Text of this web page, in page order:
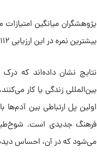
پژوهشگران میانگین
بیشترین نمره در این ارزیابی ۱۱۲ بوده است.
نتایج نشان داده‌اند که
بین‌المللی زندگی یا کار
اولین پل ارتباطی بین
فرهنگ جدیدی است.
می‌شود که در آن، احساس